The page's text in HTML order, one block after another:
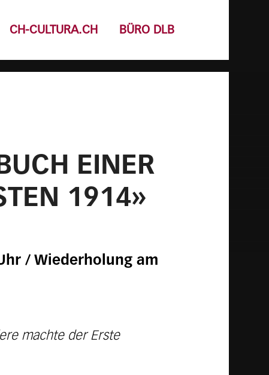
CH-CULTURA.CH BÜRO DLB
EINER
1914»
/ Wiederholung am
machte der Erste